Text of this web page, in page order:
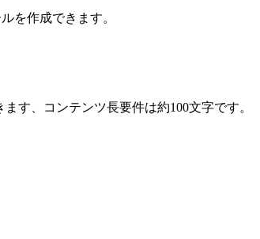
を作成できます。
す、コンテンツ長要件は約100文字です。